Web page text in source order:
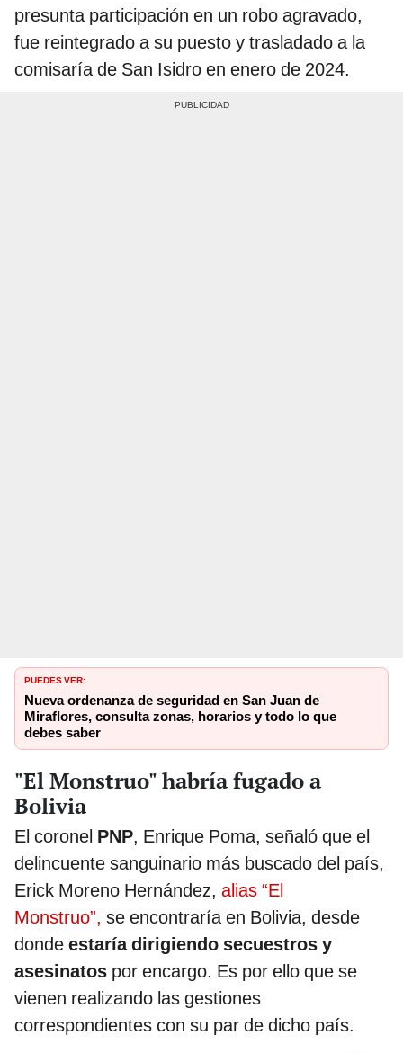
presunta participación en un robo agravado,
fue reintegrado a su puesto y trasladado a la
comisaría de San Isidro en enero de 2024.
PUEDES VER:
Nueva ordenanza de seguridad en San Juan de
Miraflores, consulta zonas, horarios y todo lo que
debes saber
"El Monstruo" habría fugado a
Bolivia
El coronel PNP, Enrique Poma, señaló que el
delincuente sanguinario más buscado del país,
Erick Moreno Hernández, alias “El
Monstruo”, se encontraría en Bolivia, desde
donde estaría dirigiendo secuestros y
asesinatos por encargo. Es por ello que se
vienen realizando las gestiones
correspondientes con su par de dicho país.